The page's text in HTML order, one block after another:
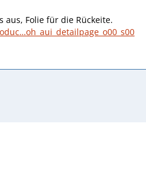
aus, Folie für die Rückeite.